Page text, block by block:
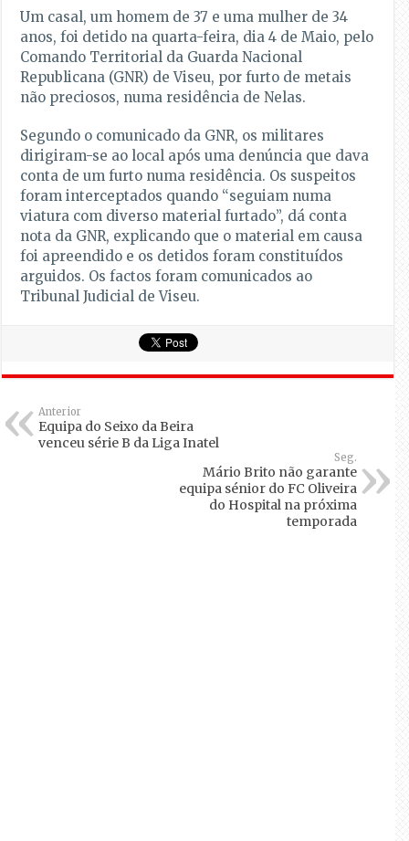
Um casal, um homem de 37 e uma mulher de 34
anos, foi detido na quarta-feira, dia 4 de Maio, pelo
Comando Territorial da Guarda Nacional
Republicana (GNR) de Viseu, por furto de metais
não preciosos, numa residência de Nelas.
Segundo o comunicado da GNR, os militares
dirigiram-se ao local após uma denúncia que dava
conta de um furto numa residência. Os suspeitos
foram interceptados quando “seguiam numa
viatura com diverso material furtado”, dá conta
nota da GNR, explicando que o material em causa
foi apreendido e os detidos foram constituídos
arguidos. Os factos foram comunicados ao
Tribunal Judicial de Viseu.
Anterior
Equipa do Seixo da Beira
venceu série B da Liga Inatel
Seg.
Mário Brito não garante
equipa sénior do FC Oliveira
do Hospital na próxima
temporada